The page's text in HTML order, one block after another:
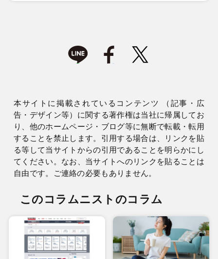
本サイトに掲載されているコンテンツ （記事・広
告・デザイン等）に関する著作権は当社に帰属してお
り、他のホームページ・ブログ等に無断で転載・転用
することを禁止します。引用する場合は、リンクを貼
る等して当サイトからの引用であることを明らかにし
てください。なお、当サイトへのリンクを貼ることは
自由です。ご連絡の必要もありません。
このコラムニストのコラム